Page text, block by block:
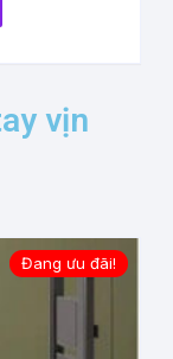
vịn
Đang ưu đãi!